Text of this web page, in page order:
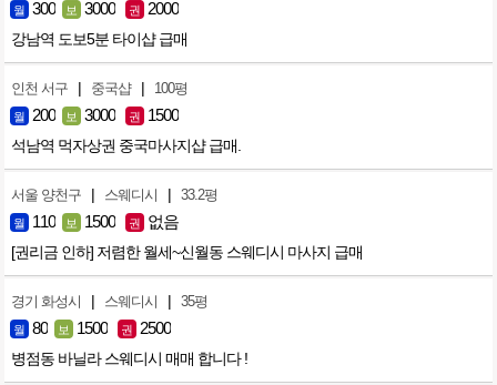
월 300 보 3000 권 2000
강남역 도보5분 타이샵 급매
인천 서구 | 중국샵 | 100평
월 200 보 3000 권 1500
석남역 먹자상권 중국마사지샵 급매.
서울 양천구 | 스웨디시 | 33.2평
월 110 보 1500 권 없음
[권리금 인하] 저렴한 월세~신월동 스웨디시 마사지 급매
경기 화성시 | 스웨디시 | 35평
월 80 보 1500 권 2500
병점동 바닐라 스웨디시 매매 합니다 !